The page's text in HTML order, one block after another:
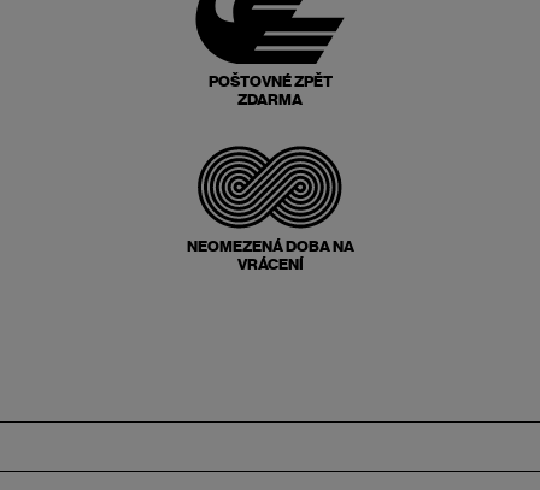
POŠTOVNÉ ZPĚT
ZDARMA
NEOMEZENÁ DOBA NA
VRÁCENÍ